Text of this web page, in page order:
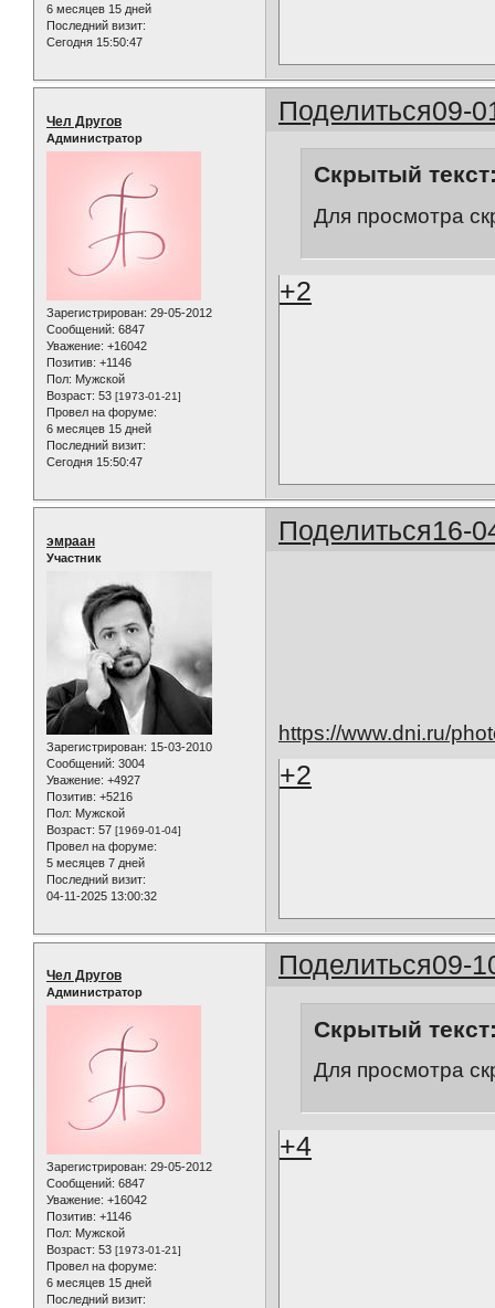
6 месяцев 15 дней
Последний визит:
Сегодня 15:50:47
Поделиться09-
Чел Другов
Администратор
Зарегистрирован: 29-05-2012
Сообщений: 6847
Уважение: +16042
Позитив: +1146
Пол: Мужской
Возраст: 53 [1973-01-21]
Провел на форуме:
6 месяцев 15 дней
Последний визит:
Сегодня 15:50:47
Скрытый
Для просмотра
+2
Поделиться16-
эмраан
Участник
Зарегистрирован: 15-03-2010
Сообщений: 3004
Уважение: +4927
Позитив: +5216
Пол: Мужской
Возраст: 57 [1969-01-04]
Провел на форуме:
5 месяцев 7 дней
Последний визит:
04-11-2025 13:00:32
https://www.dni.ru/
+2
Поделиться09-
Чел Другов
Администратор
Зарегистрирован: 29-05-2012
Сообщений: 6847
Уважение: +16042
Позитив: +1146
Пол: Мужской
Возраст: 53 [1973-01-21]
Провел на форуме:
6 месяцев 15 дней
Последний визит:
Скрытый
Для просмотра
+4